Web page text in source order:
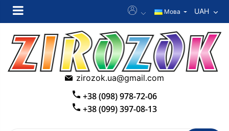
Мова UAH
zirozok.ua@gmail.com
+38 (098) 978-72-06
+38 (099) 397-08-13